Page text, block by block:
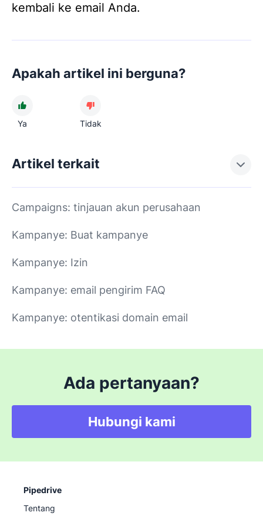
kembali ke email Anda.
Apakah artikel ini berguna?
Ya Tidak
Artikel terkait
Campaigns: tinjauan akun perusahaan
Kampanye: Buat kampanye
Kampanye: Izin
Kampanye: email pengirim FAQ
Kampanye: otentikasi domain email
Ada pertanyaan?
Hubungi kami
Pipedrive
Tentang